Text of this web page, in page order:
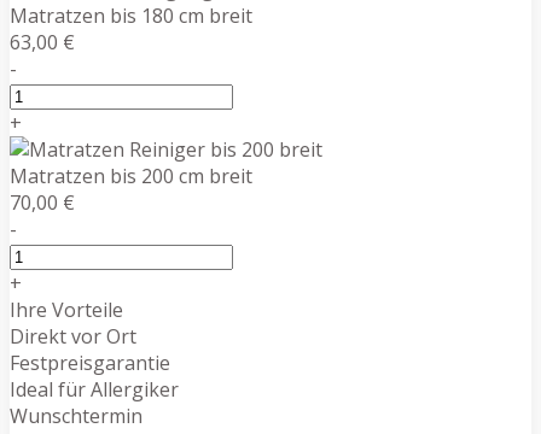
Matratzen bis 180 cm breit
63,00 €
-
+
Matratzen bis 200 cm breit
70,00 €
-
+
Ihre Vorteile
Direkt vor Ort
Festpreisgarantie
Ideal für Allergiker
Wunschtermin